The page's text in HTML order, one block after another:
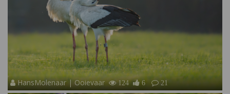
HansMolenaar | Ooievaar 124 6 21